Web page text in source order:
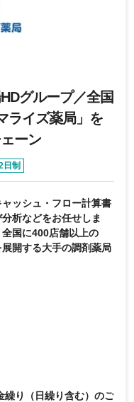
グループ／全国
ライズ薬局」を
ーン
日制
ッシュ・フロー計算書
析などをお任せしま
国に400店舗以上の
展開する大手の調剤薬局
繰り（日繰り含む）のご